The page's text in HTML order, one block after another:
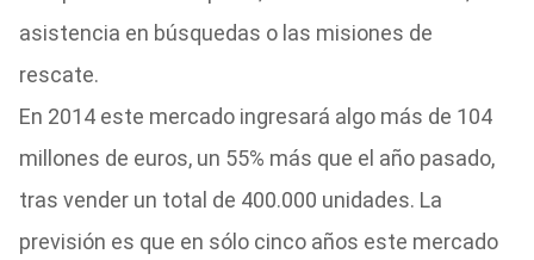
asistencia en búsquedas o las misiones de
rescate.
En 2014 este mercado ingresará algo más de 104
millones de euros, un 55% más que el año pasado,
tras vender un total de 400.000 unidades. La
previsión es que en sólo cinco años este mercado